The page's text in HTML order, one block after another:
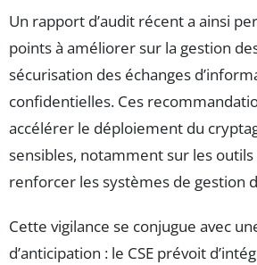
Un rapport d’audit récent a ainsi
points à améliorer sur la gestion
sécurisation des échanges
confidentielles. Ces
accélérer le déploiement du
sensibles, notamment sur les
renforcer les systèmes de gestion
Cette vigilance se conjugue avec
d’anticipation : le CSE prévoit